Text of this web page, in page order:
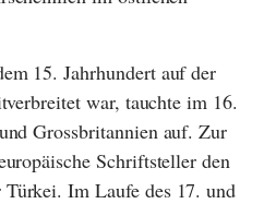
15. Jahrhundert auf der
war, tauchte im 16.
Grossbritannien auf. Zur
Schriftsteller den
Im Laufe des 17. und